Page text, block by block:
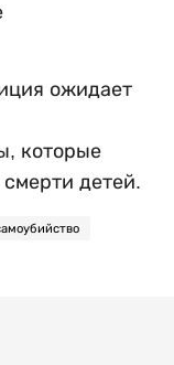
ожидает
которые
детей.